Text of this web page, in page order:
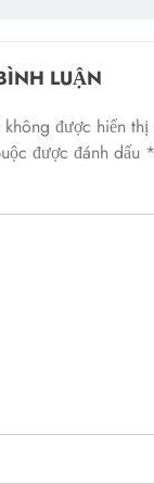
LUẬN
không được hiển
được đánh dấu *